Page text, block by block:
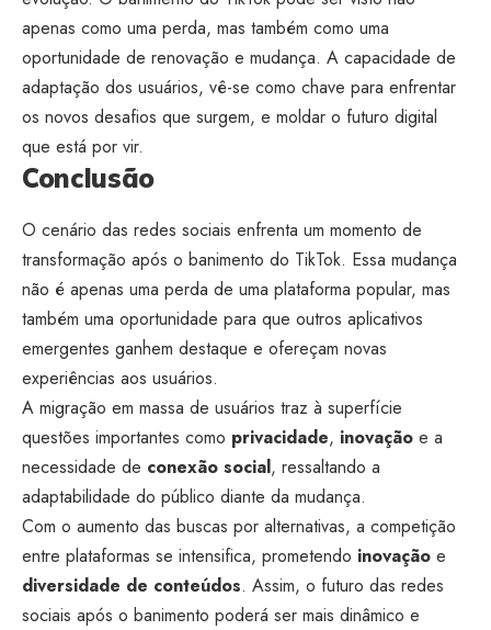
apenas como uma perda, mas também como uma
oportunidade de renovação e mudança. A capacidade de
adaptação dos usuários, vê-se como chave para enfrentar
os novos desafios que surgem, e moldar o futuro digital
que está por vir.
Conclusão
O cenário das redes sociais enfrenta um momento de
transformação após o banimento do TikTok. Essa mudança
não é apenas uma perda de uma plataforma popular, mas
também uma oportunidade para que outros aplicativos
emergentes ganhem destaque e ofereçam novas
experiências aos usuários.
A migração em massa de usuários traz à superfície
questões importantes como privacidade, inovação e a
necessidade de conexão social, ressaltando a
adaptabilidade do público diante da mudança.
Com o aumento das buscas por alternativas, a competição
entre plataformas se intensifica, prometendo inovação e
diversidade de conteúdos. Assim, o futuro das redes
sociais após o banimento poderá ser mais dinâmico e